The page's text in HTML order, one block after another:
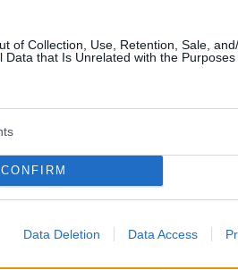
of Collection, Use, Retention, Sale,
Data that Is Unrelated with the
CONFIRM
Data Deletion Data Access
οικονομικού